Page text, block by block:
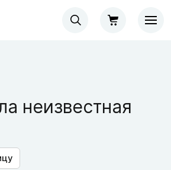
неизвестная